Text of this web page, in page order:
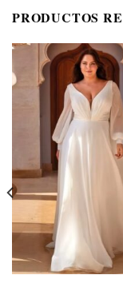
PRODUCTOS